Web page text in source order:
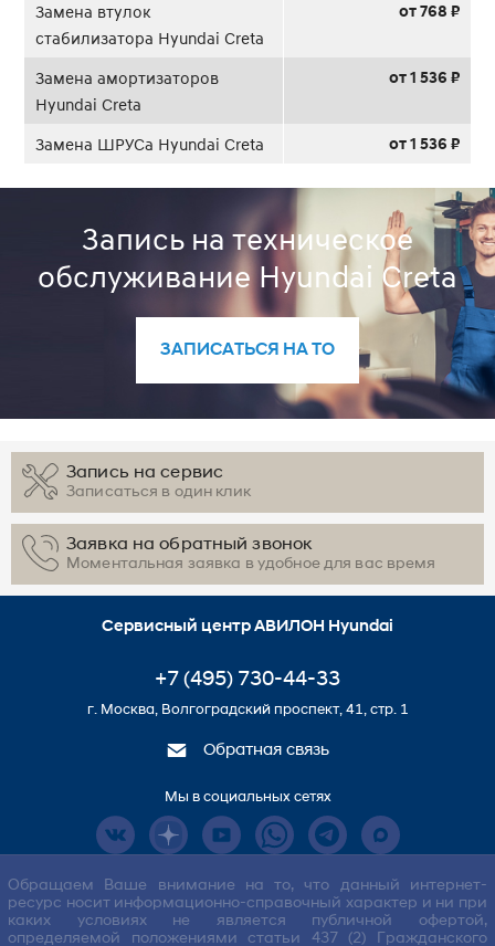
Замена втулок
стабилизатора Hyundai Creta
от 768 ₽
Замена амортизаторов
Hyundai Creta
от 1 536 ₽
Замена ШРУСа Hyundai Creta от 1 536 ₽
Запись на техническое
обслуживание Hyundai Creta
ЗАПИСАТЬСЯ НА ТО
Запись на сервис
Записаться в один клик
Заявка на обратный звонок
Моментальная заявка в удобное для вас время
Сервисный центр АВИЛОН Hyundai
+7 (495) 730-44-33
г. Москва, Волгоградский проспект, 41, стр. 1
Обратная связь
Мы в социальных сетях
Обращаем Ваше внимание на то, что данный интернет-
ресурс носит информационно-справочный характер и ни при
каких условиях не является публичной офертой,
определяемой положениями статьи 437 (2) Гражданского